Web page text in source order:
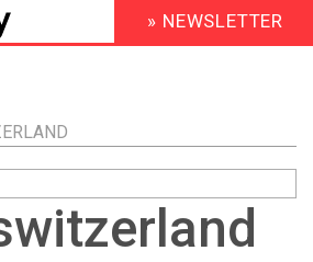
HEADER
MENU
» NEWSLETTER